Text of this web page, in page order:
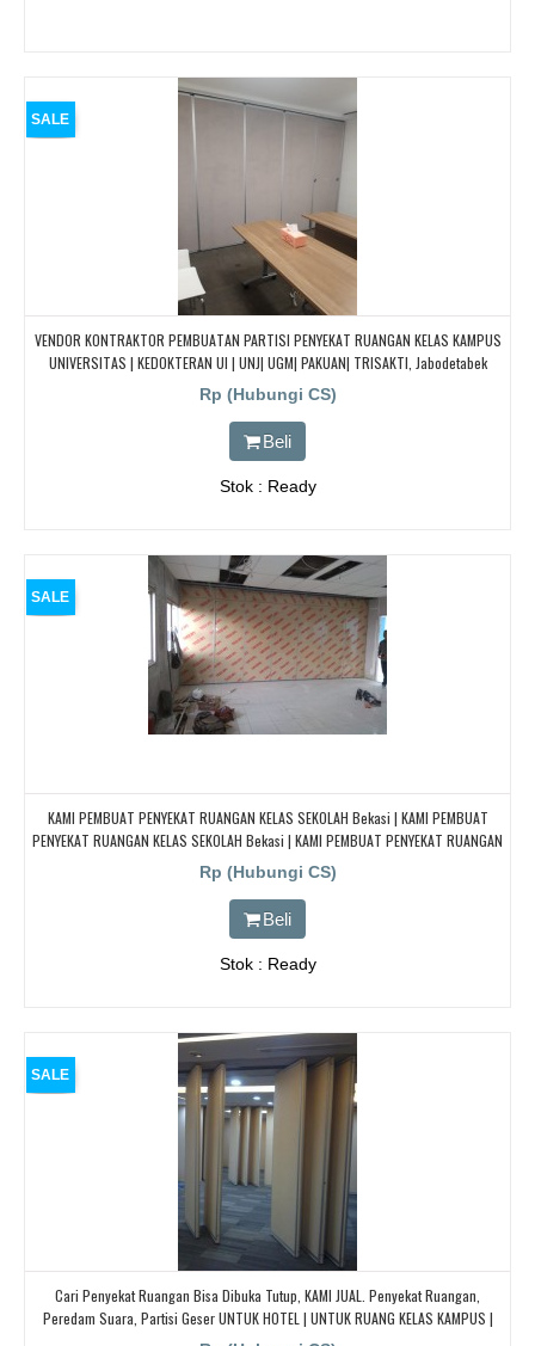
SALE
VENDOR KONTRAKTOR PEMBUATAN PARTISI PENYEKAT RUANGAN KELAS KAMPUS
UNIVERSITAS | KEDOKTERAN UI | UNJ| UGM| PAKUAN| TRISAKTI, Jabodetabek
Rp (Hubungi CS)
Beli
Stok : Ready
SALE
KAMI PEMBUAT PENYEKAT RUANGAN KELAS SEKOLAH Bekasi | KAMI PEMBUAT
PENYEKAT RUANGAN KELAS SEKOLAH Bekasi | KAMI PEMBUAT PENYEKAT RUANGAN
KELAS SEKOLAH Bekasi | KAMI PEMBUAT PENYEKAT RUANGAN KELAS SEKOLAH
Rp (Hubungi CS)
Beli
Stok : Ready
SALE
Cari Penyekat Ruangan Bisa Dibuka Tutup, KAMI JUAL. Penyekat Ruangan,
Peredam Suara, Partisi Geser UNTUK HOTEL | UNTUK RUANG KELAS KAMPUS |
KELAS SEKOLAH Di BANDUNG, JAKARTA, BEKASI, TANGERANG